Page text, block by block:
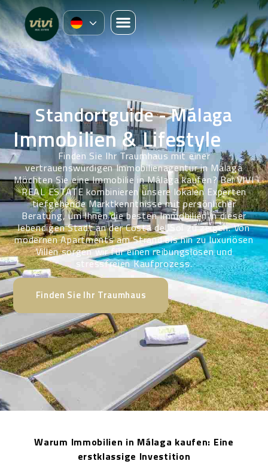
Standortguide - Málaga
Immobilien & Lifestyle
Finden Sie Ihr Traumhaus mit einer
vertrauenswürdigen Immobilienagentur in Málaga
Möchten Sie eine Immobilie in Málaga kaufen? Bei VIVI
REAL ESTATE kombinieren unsere lokalen Experten
tiefgehende Marktkenntnisse mit persönlicher
Beratung, um Ihnen die besten Immobilien in dieser
lebendigen Stadt an der Costa del Sol zu zeigen. Von
modernen Apartments am Strand bis hin zu luxuriösen
Villen sorgen wir für einen reibungslosen und
stressfreien Kaufprozess.
Finden Sie Ihr Traumhaus
Warum Immobilien in Málaga kaufen: Eine
erstklassige Investition